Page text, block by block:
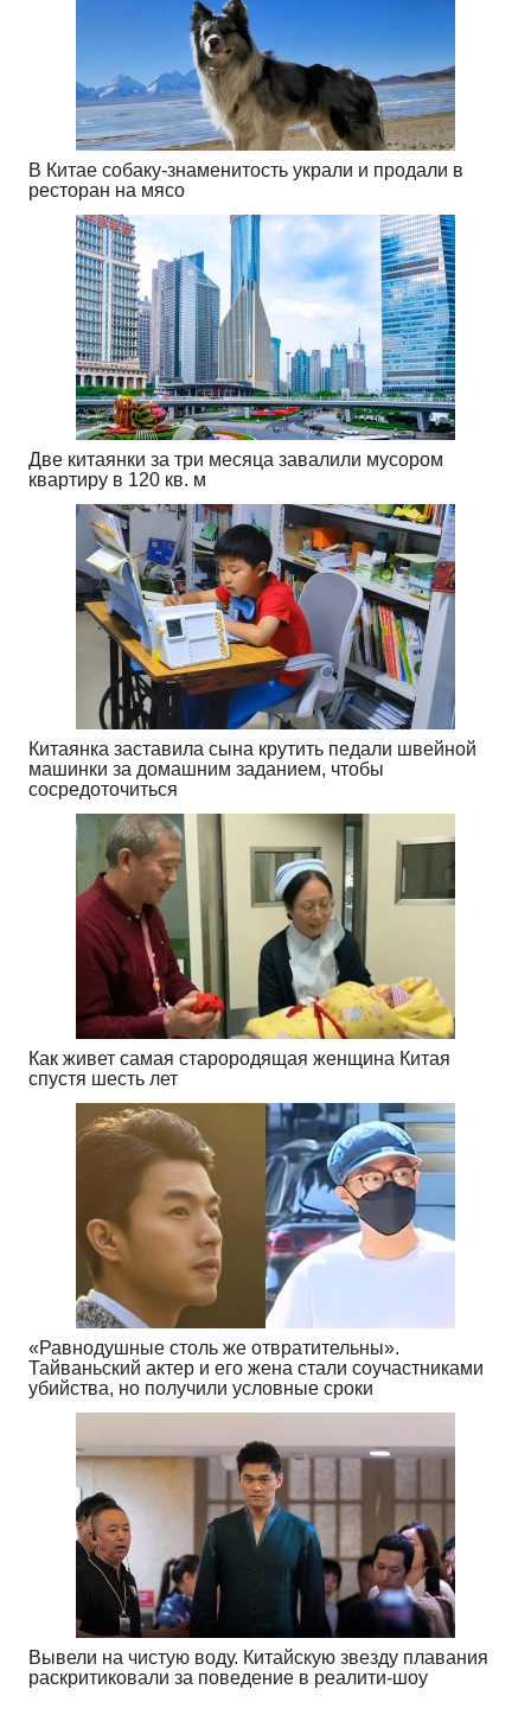
В Китае собаку-знаменитость украли и продали в
ресторан на мясо
Две китаянки за три месяца завалили мусором
квартиру в 120 кв. м
Китаянка заставила сына крутить педали швейной
машинки за домашним заданием, чтобы
сосредоточиться
Как живет самая старородящая женщина Китая
спустя шесть лет
«Равнодушные столь же отвратительны».
Тайваньский актер и его жена стали соучастниками
убийства, но получили условные сроки
Вывели на чистую воду. Китайскую звезду плавания
раскритиковали за поведение в реалити-шоу